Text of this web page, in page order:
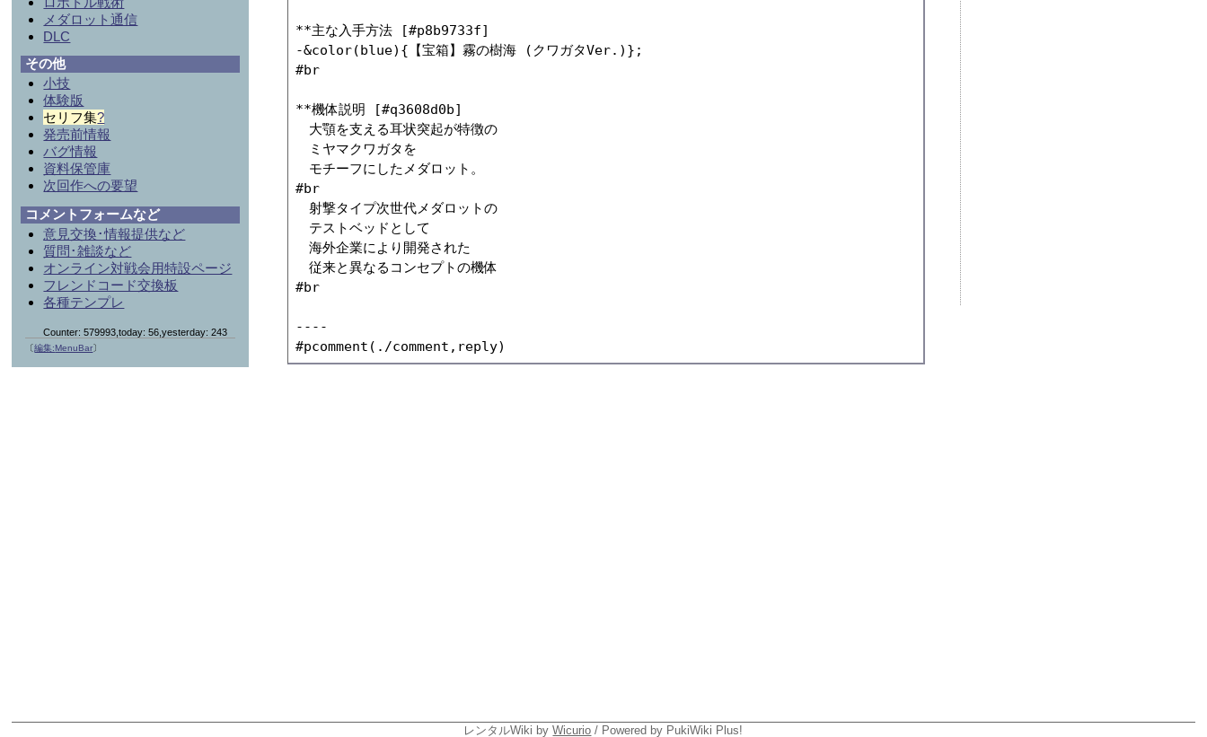
**主な入手方法 [#p8b9733f]
-&color(blue){【宝箱】霧の樹海 (クワガタVer.)};
#br
**機体説明 [#q3608d0b]
大顎を支える耳状突起が特徴の
ミヤマクワガタを
モチーフにしたメダロット。
#br
射撃タイプ次世代メダロットの
テストベッドとして
海外企業により開発された
従来と異なるコンセプトの機体
#br
----
メダロット通信
DLC
その他
小技
体験版
セリフ集?
発売前情報
バグ情報
資料保管庫
次回作への要望
コメントフォームなど
意見交換･情報提供など
質問･雑談など
オンライン対戦会用特設ページ
フレンドコード交換板
各種テンプレ
Counter: 579993,today: 56,yesterday: 243
〔編集:MenuBar〕
レンタルWiki byWicurio / Powered by PukiWiki Plus!